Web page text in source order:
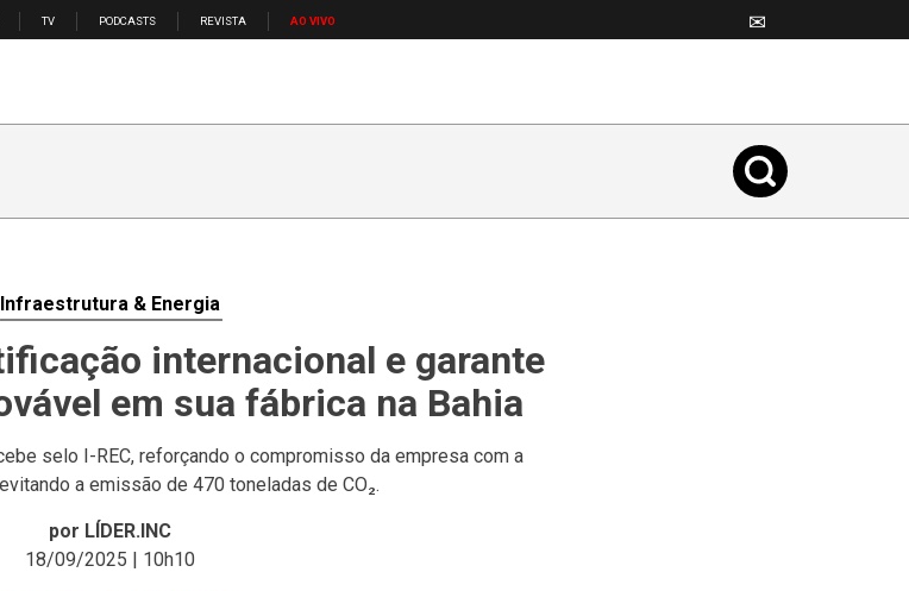
TV PODCASTS REVISTA AO VIVO ✉
Infraestrutura & Energia
internacional e garante
em sua fábrica na Bahia
selo I-REC, reforçando o compromisso da empresa com a
a emissão de 470 toneladas de CO₂.
por LÍDER.INC
18/09/2025 | 10h10